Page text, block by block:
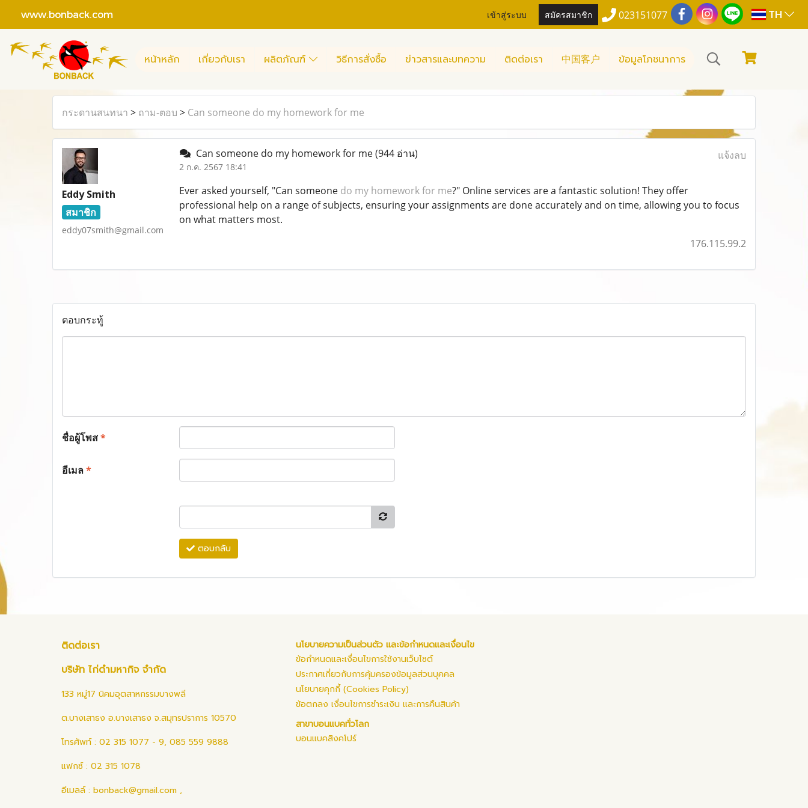
www.bonback.com เข้าสู่ระบบ สมัครสมาชิก 023151077 TH
หน้าหลัก เกี่ยวกับเรา ผลิตภัณฑ์ วิธีการสั่งซื้อ ข่าวสารและบทความ ติดต่อเรา 中国客户 ข้อมูลโภชนาการ
กระดานสนทนา > ถาม-ตอบ > Can someone do my homework for me
Eddy Smith
สมาชิก
eddy07smith@gmail.com
Can someone do my homework for me(944 อ่าน)
2 ก.ค. 2567 18:41
แจ้งลบ
Ever asked yourself, "Can someone do my homework for me?" Online services are a fantastic solution! They offer
professional help on a range of subjects, ensuring your assignments are done accurately and on time, allowing you to focus
on what matters most.
176.115.99.2
ตอบกระทู้
ชื่อผู้โพส*
อีเมล*
ตอบกลับ
ติดต่อเรา
บริษัท ไก่ดำมหากิจ จำกัด
133 หมู่17 นิคมอุตสาหกรรมบางพลี
ต.บางเสาธง อ.บางเสาธง จ.สมุทรปราการ 10570
โทรศัพท์ : 02 315 1077 - 9, 085 559 9888
แฟกซ์ : 02 315 1078
อีเมลล์ : bonback@gmail.com ,
นโยบายความเป็นส่วนตัว และข้อกำหนดและเงื่อนไข
ข้อกำหนดและเงื่อนไขการใช้งานเว็บไซต์
ประกาศเกี่ยวกับการคุ้มครองข้อมูลส่วนบุคคล
นโยบายคุกกี้ (Cookies Policy)
ข้อตกลง เงื่อนไขการชำระเงิน และการคืนสินค้า
สาขาบอนแบคทั่วโลก
บอนแบคสิงคโปร์